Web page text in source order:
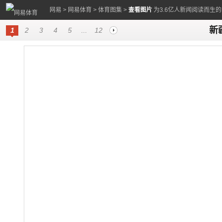
网易 > 网易体育 > 体育图集 > 查看图片 为3.6亿人新闻阅读而生
1 2 3 4 5 12 新